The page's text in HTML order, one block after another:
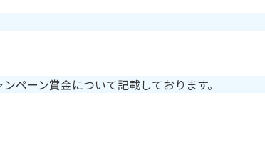
ペーン賞金について記載しております。